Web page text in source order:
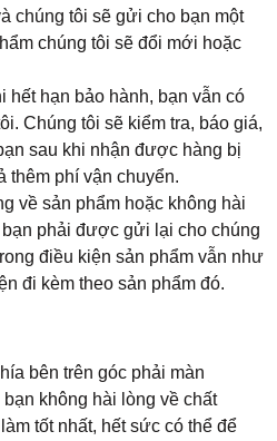
chúng tôi sẽ gửi cho bạn một
chúng tôi sẽ đổi mới hoặc
hết hạn bảo hành, bạn vẫn có
Chúng tôi sẽ kiểm tra, báo giá,
sau khi nhận được hàng bị
thêm phí vận chuyển.
về sản phẩm hoặc không hài
phải được gửi lại cho chúng
điều kiện sản phẩm vẫn như
đi kèm theo sản phẩm đó.
bên trên góc phải màn
không hài lòng về chất
tốt nhất, hết sức có thể để